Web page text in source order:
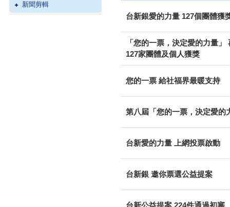
新聞剪輯
台新銀愛的力量 127個團體獲
「您的一票，決定愛的力量
127家團體及個人獲獎
您的一票 給社福界最暖支持
第八屆「您的一票，決定愛的
台新愛的力量 上網投票啟動
台新銀 邀你票選公益提案
台新公益提案 224件通過初審